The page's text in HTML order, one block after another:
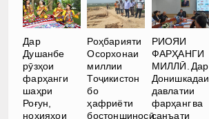
Дар
Душанбе
рӯзҳои
фарҳанги
шаҳри
Роғун,
ноҳияҳои
Роҳбарияти
Осорхонаи
миллии
Тоҷикистон
бо
ҳафриёти
бостоншиносӣ
РИОЯИ
ФАРҲАНГИ
МИЛЛӢ. Дар
Донишкадаи
давлатии
фарҳанг ва
санъати